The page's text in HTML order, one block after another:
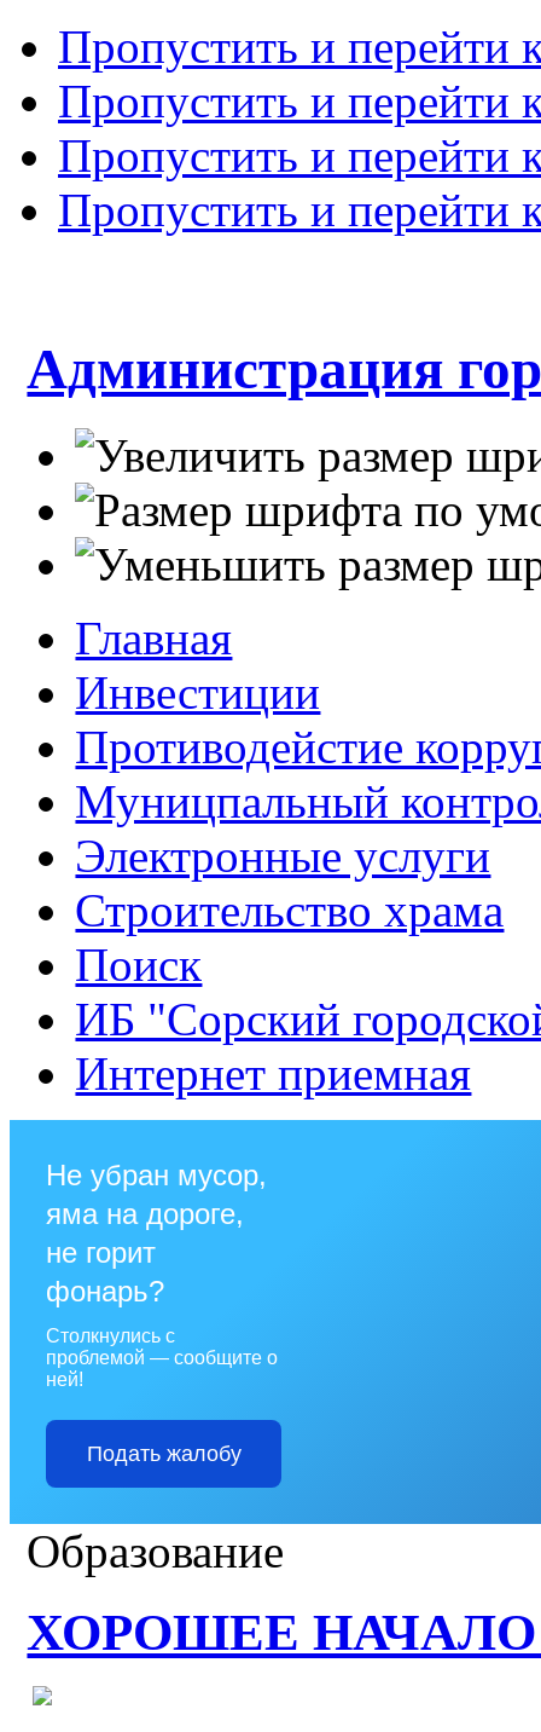
Пропустить и перейти
Пропустить и перейти
Пропустить и перейти
Пропустить и перейти
Администрация
Главная
Инвестиции
Противодейстие
Муницпальный
Электронные услуги
Строительство храма
Поиск
ИБ "Сорский
Интернет приемная
Не убран мусор,
яма на дороге,
не горит
фонарь?
Столкнулись с
проблемой — сообщите о
ней!
Подать жалобу
Образование
ХОРОШЕЕ